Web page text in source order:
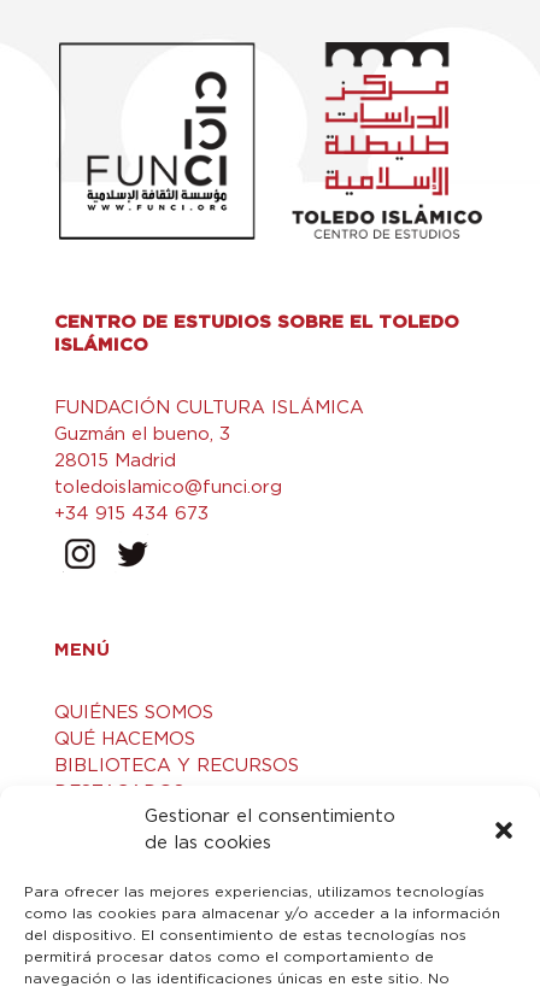
Gestionar el consentimiento
de las cookies
Para ofrecer las mejores experiencias, utilizamos tecnologías
como las cookies para almacenar y/o acceder a la información
del dispositivo. El consentimiento de estas tecnologías nos
permitirá procesar datos como el comportamiento de
navegación o las identificaciones únicas en este sitio. No
CENTRO DE ESTUDIOS SOBRE EL TOLEDO
ISLÁMICO
FUNDACIÓN CULTURA ISLÁMICA
Guzmán el bueno, 3
28015 Madrid
toledoislamico@funci.org
+34 915 434 673
MENÚ
QUIÉNES SOMOS
QUÉ HACEMOS
BIBLIOTECA Y RECURSOS
DESTACADOS
ACTIVIDADES
VISITAS GUIADAS
LEGAL